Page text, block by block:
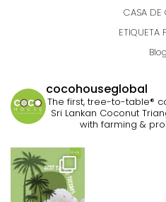
CASA DE
ETIQUETA
Blog
cocohouseglobal
The first, tree-to-table®
Sri Lankan Coconut
with farming &